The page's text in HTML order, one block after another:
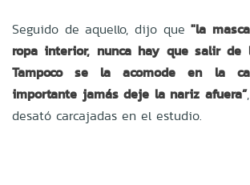
Seguido de aquello, dijo que"la
ropa interior, nunca hay que salir de
Tampoco se la acomode en la
importante jamás deje la nariz afuera”
desató carcajadas en el estudio.